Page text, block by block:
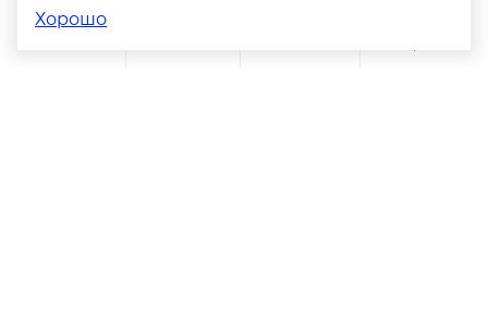
Помощь
Хорошо